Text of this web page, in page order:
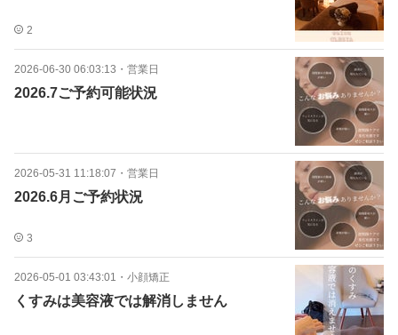
2
2026-06-30 06:03:13 ・ 営業日
2026.7ご予約可能状況
2026-05-31 11:18:07 ・ 営業日
2026.6月ご予約状況
3
2026-05-01 03:43:01 ・ 小顔矯正
くすみは美容液では解消しません